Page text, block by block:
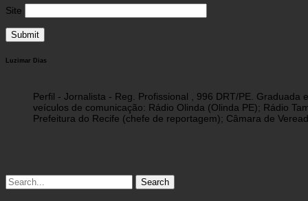
Site
Luzimar Dias
Perfil - Jornalista - Reg. Profissional , 996 DRT/PE.
veículos de comunicação: Rádio Olinda (Olinda PE); Rádio
Prefeitura do Recife (chefe de reportagem); Câmara de
Search
for: